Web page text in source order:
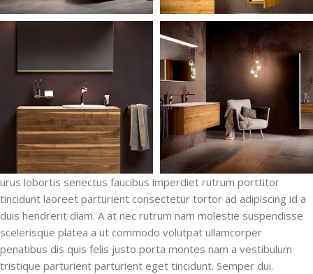
urus lobortis senectus faucibus imperdiet rutrum porttitor
tincidunt laoreet parturient consectetur tortor ad adipiscing id a
duis hendrerit diam. A at nec rutrum nam molestie suspendisse
scelerisque platea a ut commodo volutpat ullamcorper
penatibus dis quis felis justo porta montes nam a vestibulum
tristique parturient parturient eget tincidunt. Semper dui.